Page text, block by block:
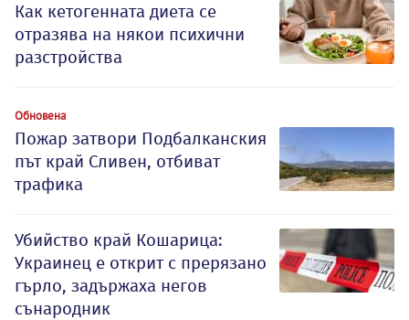
Как кетогенната диета се
отразява на някои психични
разстройства
Обновена
Пожар затвори Подбалканския
път край Сливен, отбиват
трафика
Убийство край Кошарица:
Украинец е открит с прерязано
гърло, задържаха негов
сънародник